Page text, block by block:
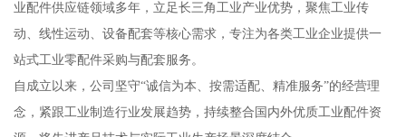
业配件供应链领域多年，立足长三角工业产业优势，聚焦工业传
动、线性运动、设备配套等核心需求，专注为各类工业企业提供一
站式工业零配件采购与配套服务。
自成立以来，公司坚守“诚信为本、按需适配、精准服务”的经营理
念，紧跟工业制造行业发展趋势，持续整合国内外优质工业配件资